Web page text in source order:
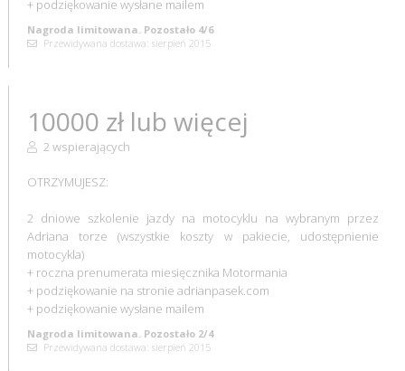
+ podziękowanie wysłane mailem
Nagroda limitowana. Pozostało 4/6
Przewidywana dostawa: sierpień 2015
10000 zł lub więcej
2 wspierających
OTRZYMUJESZ:
2 dniowe szkolenie jazdy na motocyklu na wybranym przez
Adriana torze (wszystkie koszty w pakiecie, udostępnienie
motocykla)
+ roczna prenumerata miesięcznika Motormania
+ podziękowanie na stronie adrianpasek.com
+ podziękowanie wysłane mailem
Nagroda limitowana. Pozostało 2/4
Przewidywana dostawa: sierpień 2015